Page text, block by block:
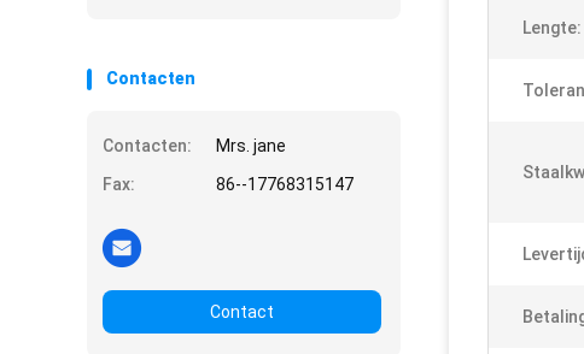
Contacten
Contacten:
Mrs. jane
Fax:
86--17768315147
Contact
Lengte: